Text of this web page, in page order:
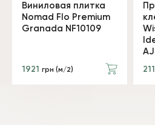
Виниловая плитка
Nomad Flo Premium
Granada NF10109
1921 грн (м/2)